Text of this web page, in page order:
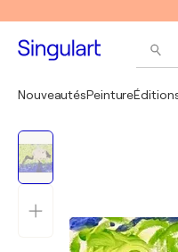
NouveautésPeinture